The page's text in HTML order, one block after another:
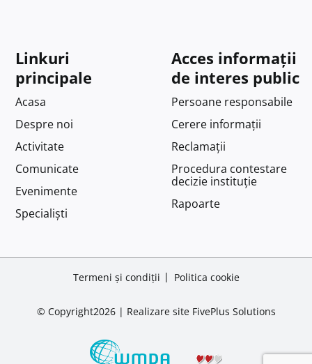
Linkuri
principale
Acasa
Despre noi
Activitate
Comunicate
Evenimente
Specialiști
Acces informații
de interes public
Persoane responsabile
Cerere informații
Reclamații
Procedura contestare
decizie instituție
Rapoarte
Termeni și condiții Politica cookie
© Copyright2026 | Realizare site FivePlus Solutions